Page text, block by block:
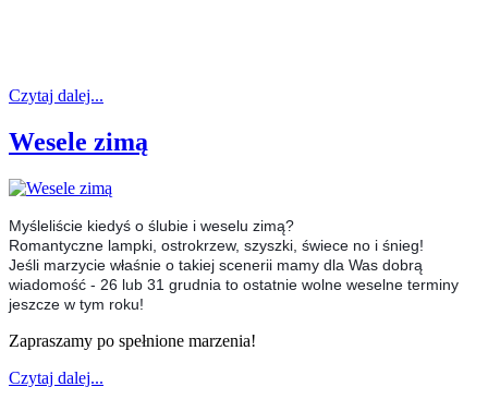
Czytaj dalej...
Wesele zimą
Myśleliście kiedyś o ślubie i weselu zimą?
Romantyczne lampki, ostrokrzew, szyszki, świece no i śnieg!
Jeśli marzycie właśnie o takiej scenerii mamy dla Was dobrą
wiadomość - 26 lub 31 grudnia to ostatnie wolne weselne terminy
jeszcze w tym roku!
Zapraszamy po spełnione marzenia!
Czytaj dalej...